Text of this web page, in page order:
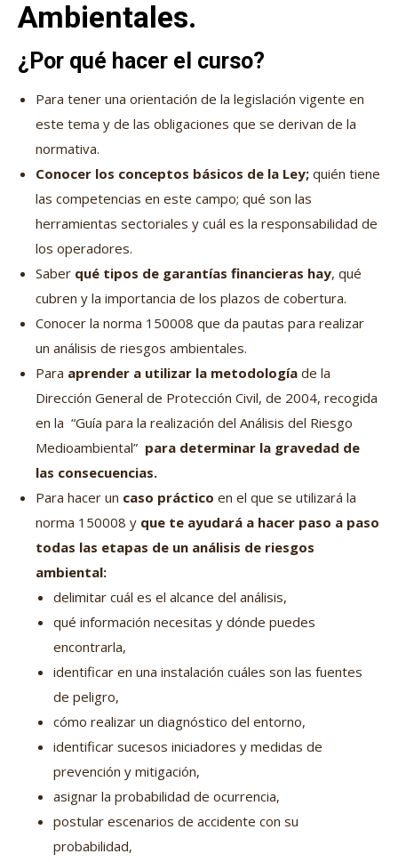
Ambientales.
¿Por qué hacer el curso?
Para tener una orientación de la legislación vigente en
este tema y de las obligaciones que se derivan de la
normativa.
Conocer los conceptos básicos de la Ley; quién tiene
las competencias en este campo; qué son las
herramientas sectoriales y cuál es la responsabilidad de
los operadores.
Saber qué tipos de garantías financieras hay, qué
cubren y la importancia de los plazos de cobertura.
Conocer la norma 150008 que da pautas para realizar
un análisis de riesgos ambientales.
Para aprender a utilizar la metodología de la
Dirección General de Protección Civil, de 2004, recogida
en la “Guía para la realización del Análisis del Riesgo
Medioambiental” para determinar la gravedad de
las consecuencias.
Para hacer un caso práctico en el que se utilizará la
norma 150008 y que te ayudará a hacer paso a paso
todas las etapas de un análisis de riesgos
ambiental:
delimitar cuál es el alcance del análisis,
qué información necesitas y dónde puedes
encontrarla,
identificar en una instalación cuáles son las fuentes
de peligro,
cómo realizar un diagnóstico del entorno,
identificar sucesos iniciadores y medidas de
prevención y mitigación,
asignar la probabilidad de ocurrencia,
postular escenarios de accidente con su
probabilidad,